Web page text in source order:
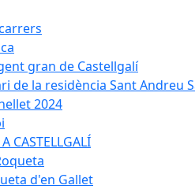
gran de Castellgalí
de la residència Sant Andreu
2024
CASTELLGALÍ
d'en Gallet